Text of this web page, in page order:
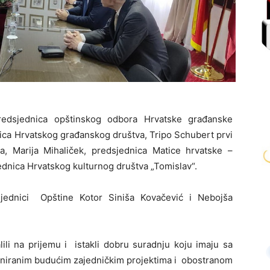
opštinskog odbora Hrvatske građanske
Hrvatskog građanskog društva, Tripo Schubert prvi
Marija Mihaliček, predsjednica Matice hrvatske –
Hrvatskog kulturnog društva „Tomislav“.
Opštine Kotor Siniša Kovačević i Nebojša
na prijemu i istakli dobru suradnju koju imaju sa
budućim zajedničkim projektima i obostranom